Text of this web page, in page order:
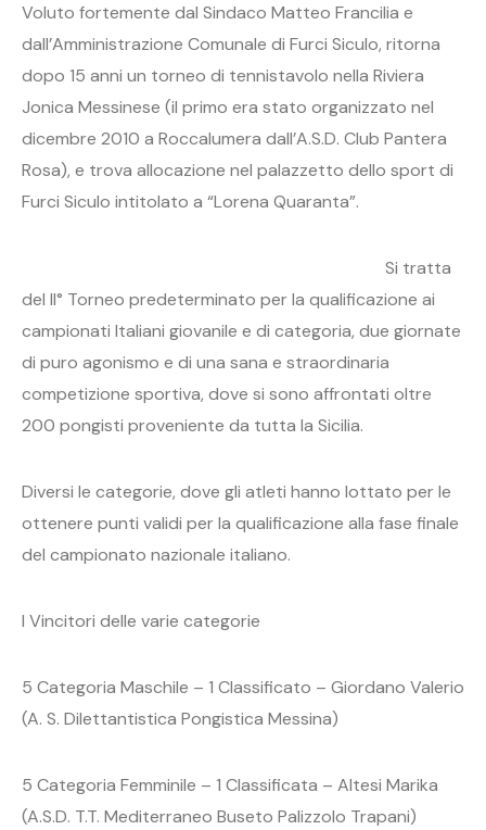
Voluto fortemente dal Sindaco Matteo Francilia e
dall’Amministrazione Comunale di Furci Siculo, ritorna
dopo 15 anni un torneo di tennistavolo nella Riviera
Jonica Messinese (il primo era stato organizzato nel
dicembre 2010 a Roccalumera dall’A.S.D. Club Pantera
Rosa), e trova allocazione nel palazzetto dello sport di
Furci Siculo intitolato a “Lorena Quaranta”.
Si tratta
del II° Torneo predeterminato per la qualificazione ai
campionati Italiani giovanile e di categoria, due giornate
di puro agonismo e di una sana e straordinaria
competizione sportiva, dove si sono affrontati oltre
200 pongisti proveniente da tutta la Sicilia.
Diversi le categorie, dove gli atleti hanno lottato per le
ottenere punti validi per la qualificazione alla fase finale
del campionato nazionale italiano.
I Vincitori delle varie categorie
5 Categoria Maschile – 1 Classificato – Giordano Valerio
(A. S. Dilettantistica Pongistica Messina)
5 Categoria Femminile – 1 Classificata – Altesi Marika
(A.S.D. T.T. Mediterraneo Buseto Palizzolo Trapani)